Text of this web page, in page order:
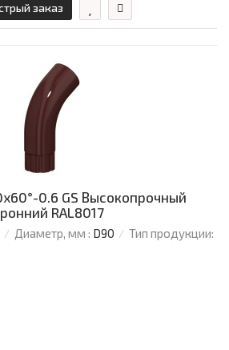
заказ
0.6 GS Высокопрочный
RAL8017
Диаметр, мм : D90
Тип продукции: